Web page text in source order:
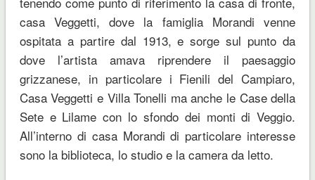
casa Veggetti, dove la famiglia Morandi venne
ospitata a partire dal 1913, e sorge sul punto da
dove l’artista amava riprendere il paesaggio
grizzanese, in particolare i Fienili del Campiaro,
Casa Veggetti e Villa Tonelli ma anche le Case della
Sete e Lilame con lo sfondo dei monti di Veggio.
All’interno di casa Morandi di particolare interesse
sono la biblioteca, lo studio e la camera da letto.